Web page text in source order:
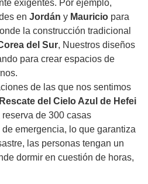
exigentes. Por ejemplo,
enJordán y Mauricio para
la construcción tradicional
del Sur, Nuestros diseños
para crear espacios de
de las que nos sentimos
Rescate del Cielo Azul de Hefei
de 300 casas
emergencia, lo que garantiza
las personas tengan un
dormir en cuestión de horas,